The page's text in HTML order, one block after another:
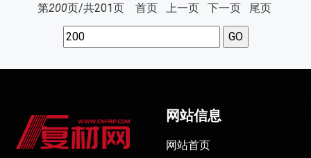
第200页/共201页 首页 上一页 下一页 尾页
网站信息
网站首页